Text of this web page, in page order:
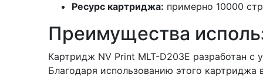
Ресурс картриджа: примерно 10000
Преимущества
Картридж NV Print MLT-D203E разработан с
Благодаря использованию этого картриджа